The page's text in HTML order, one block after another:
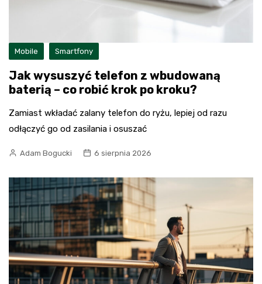
Mobile Smartfony
Jak wysuszyć telefon z wbudowaną
baterią – co robić krok po kroku?
Zamiast wkładać zalany telefon do ryżu, lepiej od razu
odłączyć go od zasilania i osuszać
Adam Bogucki 6 sierpnia 2026